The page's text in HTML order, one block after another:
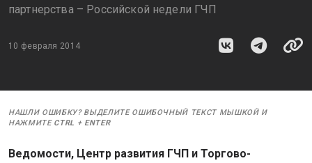
партнерства – Российской недели ГЧП
10 февраля 2014
НАШЛИ ОШИБКУ? ВЫДЕЛИТЕ ОШИБОЧНЫЙ ТЕКСТ МЫШКОЙ И
НАЖМИТЕ CTRL + ENTER
Ведомости, Центр развития ГЧП и Торгово-